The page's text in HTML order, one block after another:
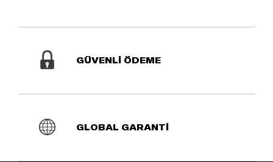
GÜVENLİ ÖDEME
GLOBAL GARANTİ